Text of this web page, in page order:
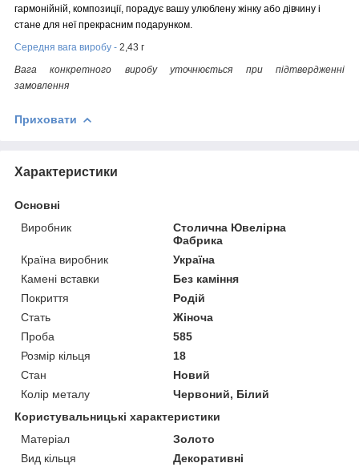
гармонійній, композиції, порадує вашу улюблену жінку або дівчину і
стане для неї прекрасним подарунком.
Середня вага виробу - 2,43 г
Вага конкретного виробу уточнюється при підтвердженні
замовлення
Приховати
Характеристики
Основні
Виробник
Столична Ювелірна
Фабрика
Країна виробник
Україна
Камені вставки
Без каміння
Покриття
Родій
Стать
Жіноча
Проба
585
Розмір кільця
18
Стан
Новий
Колір металу
Червоний, Білий
Користувальницькі характеристики
Матеріал
Золото
Вид кільця
Декоративні